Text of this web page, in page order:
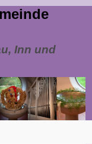
Inn und